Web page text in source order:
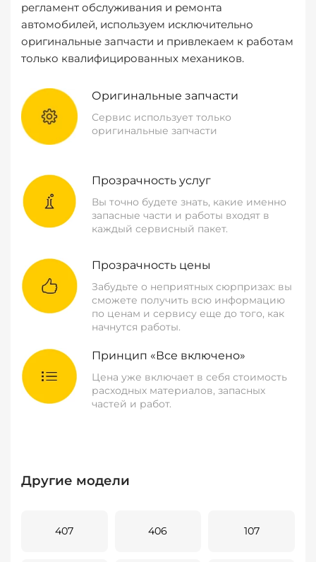
регламент обслуживания и ремонта
автомобилей, используем исключительно
оригинальные запчасти и привлекаем к работам
только квалифицированных механиков.
Оригинальные запчасти
Сервис использует только
оригинальные запчасти
Прозрачность услуг
Вы точно будете знать, какие именно
запасные части и работы входят в
каждый сервисный пакет.
Прозрачность цены
Забудьте о неприятных сюрпризах: вы
сможете получить всю информацию
по ценам и сервису еще до того, как
начнутся работы.
Принцип «Все включено»
Цена уже включает в себя стоимость
расходных материалов, запасных
частей и работ.
Другие модели
407 406 107